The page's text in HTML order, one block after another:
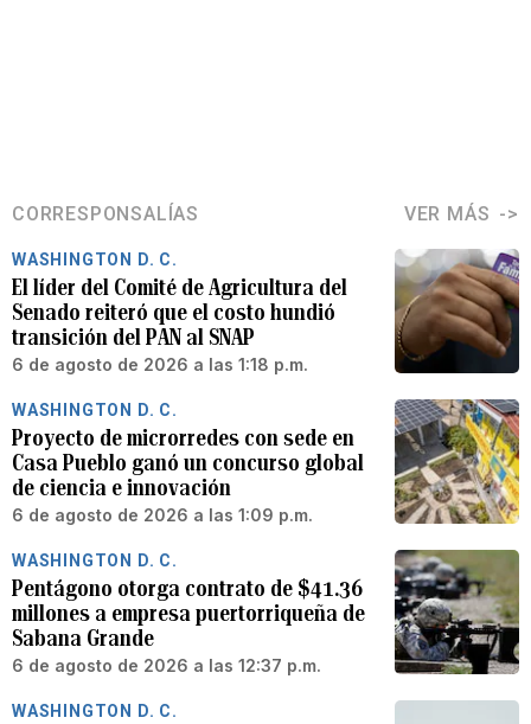
CORRESPONSALÍAS VER MÁS
WASHINGTON D. C.
El líder del Comité de Agricultura del
Senado reiteró que el costo hundió
transición del PAN al SNAP
6 de agosto de 2026 a las 1:18 p.m.
WASHINGTON D. C.
Proyecto de microrredes con sede en
Casa Pueblo ganó un concurso global
de ciencia e innovación
6 de agosto de 2026 a las 1:09 p.m.
WASHINGTON D. C.
Pentágono otorga contrato de $41.36
millones a empresa puertorriqueña de
Sabana Grande
6 de agosto de 2026 a las 12:37 p.m.
WASHINGTON D. C.